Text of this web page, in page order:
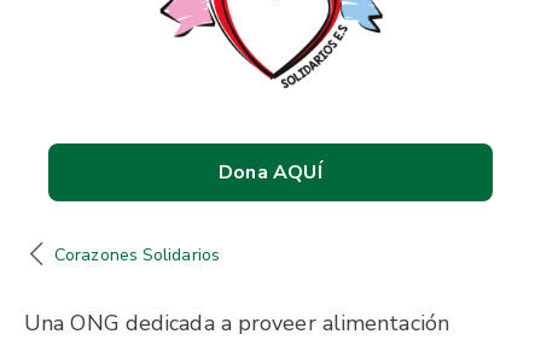
Una ONG dedicada a proveer alimentación
Dona AQUÍ
Corazones Solidarios